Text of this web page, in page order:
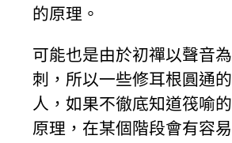
的原理。
可能也是由於初禪以聲音為
刺，所以一些修耳根圓通的
人，如果不徹底知道筏喻的
原理，在某個階段會有容易